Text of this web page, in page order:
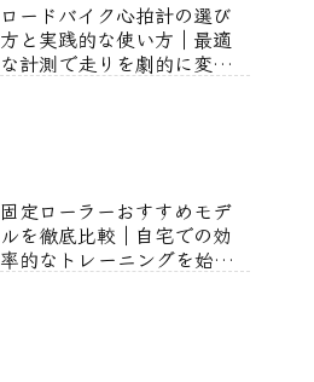
ロードバイク心拍計の選び
方と実践的な使い方｜最適
な計測で走りを劇的に変え
固定ローラーおすすめモデ
ルを徹底比較｜自宅での効
率的なトレーニングを始め